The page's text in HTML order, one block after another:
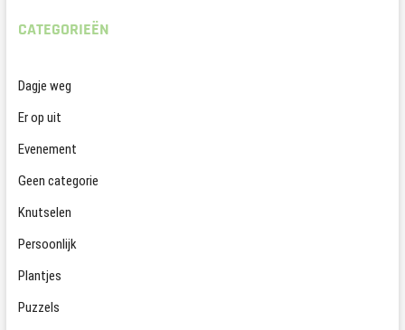
CATEGORIEËN
Dagje weg
Er op uit
Evenement
Geen categorie
Knutselen
Persoonlijk
Plantjes
Puzzels